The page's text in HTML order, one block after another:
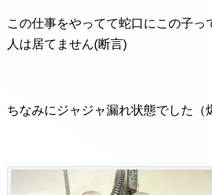
この仕事をやってて蛇口にこの子っ
人は居てません(断言)
ちなみにジャジャ漏れ状態でした（